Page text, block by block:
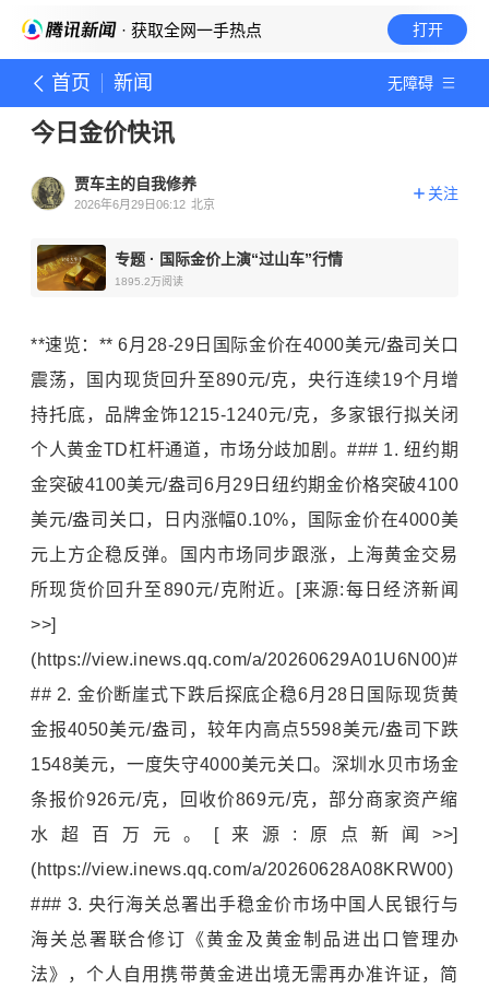
· 获取全网一手热点 打开
首页 新闻 无障碍
今日金价快讯
贾车主的自我修养
2026年6月29日06:12 北京
关注
专题 · 国际金价上演“过山车”行情
1895.2万阅读
**速览：** 6月28-29日国际金价在4000美元/盎司关口
震荡，国内现货回升至890元/克，央行连续19个月增
持托底，品牌金饰1215-1240元/克，多家银行拟关闭
个人黄金TD杠杆通道，市场分歧加剧。### 1. 纽约期
金突破4100美元/盎司6月29日纽约期金价格突破4100
美元/盎司关口，日内涨幅0.10%，国际金价在4000美
元上方企稳反弹。国内市场同步跟涨，上海黄金交易
所现货价回升至890元/克附近。[来源:每日经济新闻
>>]
(https://view.inews.qq.com/a/20260629A01U6N00)#
## 2. 金价断崖式下跌后探底企稳6月28日国际现货黄
金报4050美元/盎司，较年内高点5598美元/盎司下跌
1548美元，一度失守4000美元关口。深圳水贝市场金
条报价926元/克，回收价869元/克，部分商家资产缩
水超百万元。[来源:原点新闻>>]
(https://view.inews.qq.com/a/20260628A08KRW00)
### 3. 央行海关总署出手稳金价市场中国人民银行与
海关总署联合修订《黄金及黄金制品进出口管理办
法》，个人自用携带黄金进出境无需再办准许证，简